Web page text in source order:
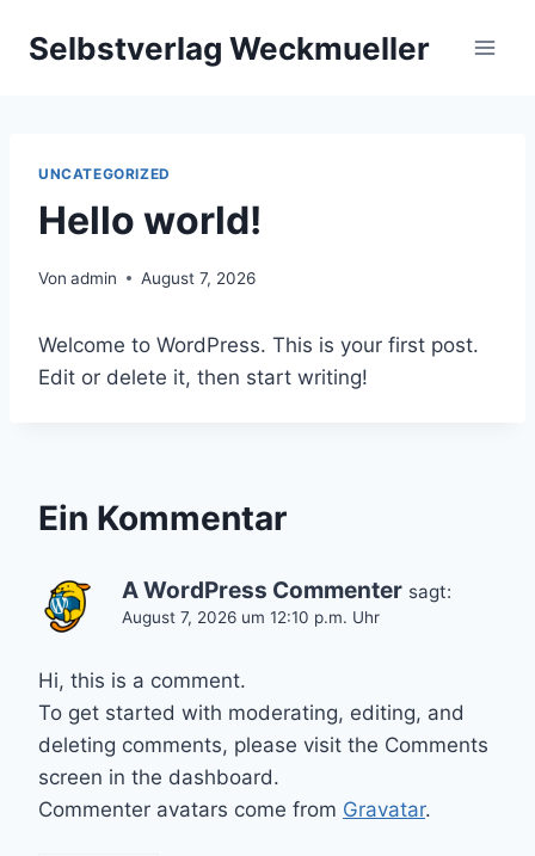
InhaltSelbstverlag Weckmueller
UNCATEGORIZED
Hello world!
Von admin August 7, 2026
Welcome to WordPress. This is your first post.
Edit or delete it, then start writing!
Ein Kommentar
A WordPress Commenter sagt:
August 7, 2026 um 12:10 p.m. Uhr
Hi, this is a comment.
To get started with moderating, editing, and
deleting comments, please visit the Comments
screen in the dashboard.
Commenter avatars come from Gravatar.